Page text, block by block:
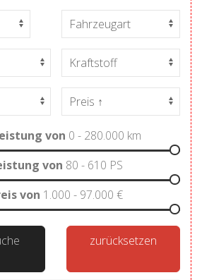
von 0 - 280.000 km
von 80 - 610 PS
von 1.000 - 97.000 €
zurücksetzen